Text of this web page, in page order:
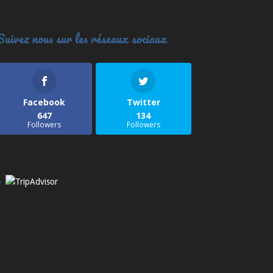
nous sur les réseaux sociaux
Facebook
647
Followers
Twitter
134
Followers